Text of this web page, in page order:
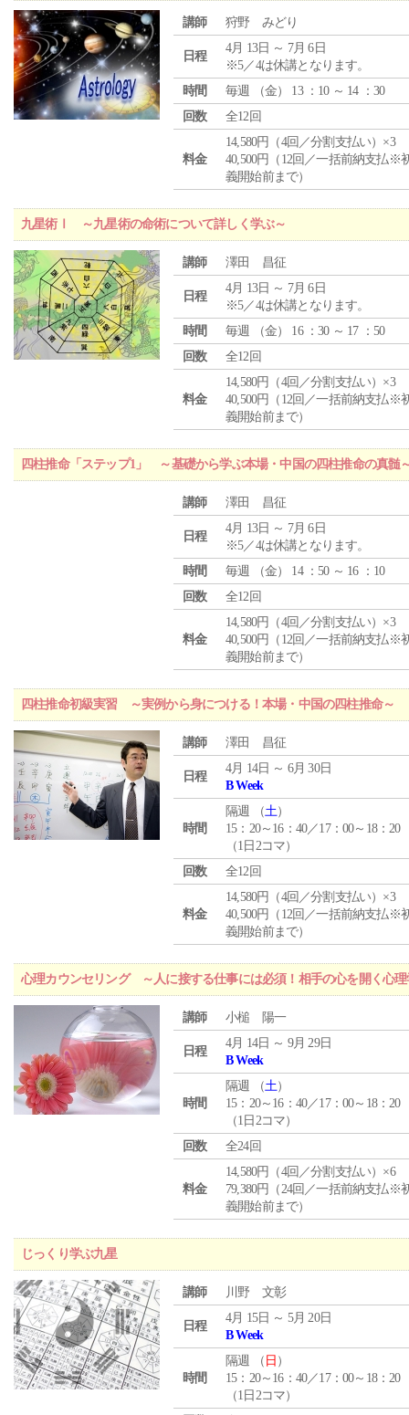
講師 狩野 みどり
日程
4月 13日 ～ 7月 6日
※5／4は休講となります。
時間
毎週 （金） 13 ：10 ～ 14 ：30
回数
全12回
料金
14,580円（4回／分割支払い）×3
40,500円（12回／一括前納支払※
義開始前まで）
九星術Ⅰ ～九星術の命術について詳しく学ぶ～
講師 澤田 昌征
日程
4月 13日 ～ 7月 6日
※5／4は休講となります。
時間
毎週 （金） 16 ：30 ～ 17 ：50
回数
全12回
料金
14,580円（4回／分割支払い）×3
40,500円（12回／一括前納支払※
義開始前まで）
四柱推命「ステップ1」 ～基礎から学ぶ本場・中国の四柱推命の真髄
講師 澤田 昌征
日程
4月 13日 ～ 7月 6日
※5／4は休講となります。
時間
毎週 （金） 14 ：50 ～ 16 ：10
回数
全12回
料金
14,580円（4回／分割支払い）×3
40,500円（12回／一括前納支払※
義開始前まで）
四柱推命初級実習 ～実例から身につける！本場・中国の四柱推命～
講師 澤田 昌征
日程
4月 14日 ～ 6月 30日
B Week
時間
隔週 （土）
15：20～16：40／17：00～18：20
（1日2コマ）
回数
全12回
料金
14,580円（4回／分割支払い）×3
40,500円（12回／一括前納支払※
義開始前まで）
心理カウンセリング ～人に接する仕事には必須！相手の心を開く心理
講師 小槌 陽一
日程
4月 14日 ～ 9月 29日
B Week
時間
隔週 （土）
15：20～16：40／17：00～18：20
（1日2コマ）
回数
全24回
料金
14,580円（4回／分割支払い）×6
79,380円（24回／一括前納支払※
義開始前まで）
じっくり学ぶ九星
講師 川野 文彰
日程
4月 15日 ～ 5月 20日
B Week
時間
隔週 （ 日 ）
15：20～16：40／17：00～18：20
（1日2コマ）